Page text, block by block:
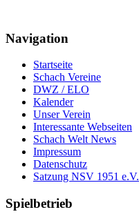
Navigation
Startseite
Schach Vereine
DWZ / ELO
Kalender
Unser Verein
Interessante Webseiten
Schach Welt News
Impressum
Datenschutz
Satzung NSV 1951 e.V.
Spielbetrieb